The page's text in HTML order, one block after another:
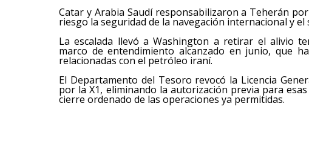
Catar y Arabia Saudí responsabilizaron a Teherán
riesgo la seguridad de la navegación internacional y
La escalada llevó a Washington a retirar el alivio
marco de entendimiento alcanzado en junio, que
relacionadas con el petróleo iraní.
El Departamento del Tesoro revocó la Licencia
por la X1, eliminando la autorización previa para
cierre ordenado de las operaciones ya permitidas.